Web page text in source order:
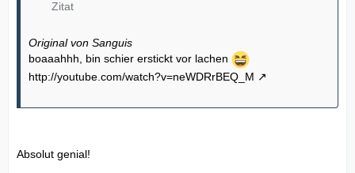
Zitat
Original von Sanguis
boaaahhh, bin schier erstickt vor lachen
http://youtube.com/watch?v=neWDRrBEQ_M
Absolut genial!